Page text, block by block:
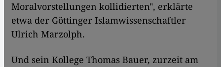
Moralvorstellungen kollidierten", erklärte
etwa der Göttinger Islamwissenschaftler
Ulrich Marzolph.
Und sein Kollege Thomas Bauer, zurzeit am